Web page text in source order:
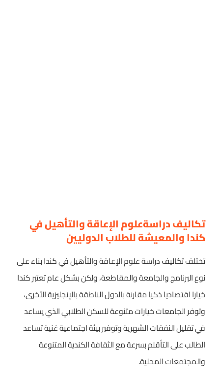
تكاليف دراسةعلوم الإعاقة والتأهيل في
كندا والمعيشة للطلاب الدوليين
تختلف تكاليف دراسة علوم الإعاقة والتأهيل في كندا بناء على
نوع البرنامج والجامعة والمقاطعة، ولكن بشكل عام تعتبر كندا
خيارا اقتصاديا ذكيا مقارنة بالدول الناطقة بالإنجليزية الأخرى،
وتوفر الجامعات خيارات متنوعة للسكن الطلابي الذي يساعد
في تقليل النفقات الشهرية وتوفير بيئة اجتماعية غنية تساعد
الطالب على التأقلم بسرعة مع الثقافة الكندية المتنوعة
والمجتمعات المحلية.